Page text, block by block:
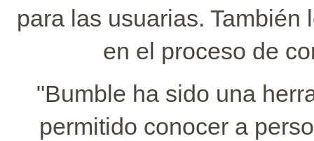
para las usuarias.
en el proceso de
"Bumble ha sido una
permitido conocer a